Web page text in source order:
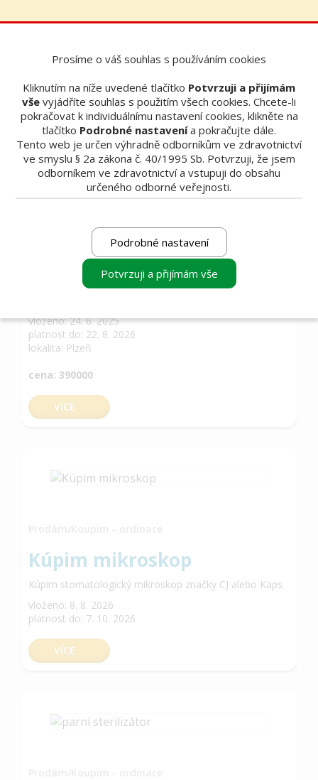
Filtrovat
Prodej VGi Evo
Prodám CBCT NewTom VGi EVO
https://www.newtom.it/en/radiological-devices/vg-evo
Instalace únor 2017, nová rentgenka od únor 2020. Cena
vloženo: 24. 6. 2025
platnost do: 22. 8. 2026
lokalita: Plzeň
cena: 390000
VÍCE
Kúpim mikroskop
Kúpim stomatologický mikroskop značky CJ alebo Kaps
vloženo: 8. 8. 2026
platnost do: 7. 10. 2026
VÍCE
Prosíme o váš souhlas s používáním cookies
Kliknutím na níže uvedené tlačítko Potvrzuji a přijímám
vše vyjádříte souhlas s použitím všech cookies. Chcete-li
pokračovat k individuálnímu nastavení cookies, klikněte na
tlačítko Podrobné nastavenía pokračujte dále.
Tento web je určen výhradně odborníkům ve zdravotnictví
ve smyslu § 2a zákona č. 40/1995 Sb. Potvrzuji, že jsem
odborníkem ve zdravotnictví a vstupuji do obsahu
určeného odborné veřejnosti.
Podrobné nastavení
Potvrzuji a přijímám vše